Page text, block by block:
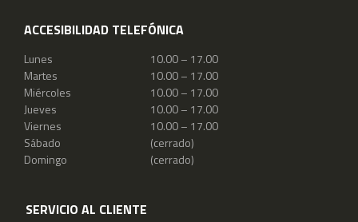
ACCESIBILIDAD TELEFÓNICA
Lunes
10.00 – 17.00
Martes
10.00 – 17.00
Miércoles
10.00 – 17.00
Jueves
10.00 – 17.00
Viernes
10.00 – 17.00
Sábado
(cerrado)
Domingo
(cerrado)
SERVICIO AL CLIENTE